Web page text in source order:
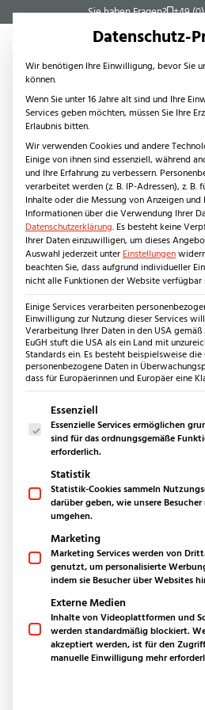
Sie haben Fragen? +49 (0)
Steinarten
Naturstein
Kanfanar (Giallo d’Istria)
Keramikplatten
Innenbereich
Produkte
Fliesen
Stufen
Waschtische
Wandverkleidungen
Anwendungsbereiche
Wohnbereich
Bäder
Küchen
Außenbereich
Produkte
Bodenplatten aus Naturstein
Keramikplatten für den
Polygonalplatten
Mauern & Palisaden
Sichtschutz-Stoneview
Fassaden
Poolumrandung
Quadersteine
Pflastersteine
Stufen
Splitt & Kies
Anwendungsbereiche
Anfrage für
Seite1von 3
Welchen Stil
Sie?*
Datenschutz-
Wir benötigen Ihre Einwilligung, bevor Sie
können.
Wenn Sie unter 16 Jahre alt sind und Ihre
Services geben möchten, müssen Sie Ihre
Erlaubnis bitten.
Wir verwenden Cookies und andere
Einige von ihnen sind essenziell, während
und Ihre Erfahrung zu verbessern.
verarbeitet werden (z. B. IP-Adressen), z. B.
Inhalte oder die Messung von Anzeigen und
Informationen über die Verwendung Ihrer
Datenschutzerklärung. Es besteht keine
Ihrer Daten einzuwilligen, um dieses
Auswahl jederzeit unterEinstellungen
beachten Sie, dass aufgrund individueller
nicht alle Funktionen der Website verfügbar
Einige Services verarbeiten
Einwilligung zur Nutzung dieser Services
Verarbeitung Ihrer Daten in den USA gemäß
EuGH stuft die USA als ein Land mit
Standards ein. Es besteht beispielsweise
personenbezogene Daten in
dass für Europäerinnen und Europäer eine
Es folgt eine Liste der Service-
Essenziell
Essenzielle Services ermöglichen
sind für das ordnungsgemäße
erforderlich.
Statistik
Statistik-Cookies sammeln
darüber geben, wie unsere
umgehen.
Marketing
Marketing Services werden von
genutzt, um personalisierte
indem sie Besucher über Websites
Externe Medien
Inhalte von Videoplattformen und
werden standardmäßig blockiert.
akzeptiert werden, ist für den
manuelle Einwilligung mehr